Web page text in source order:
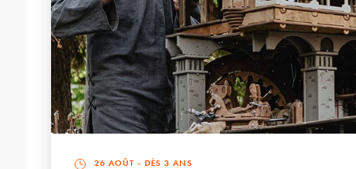
26 AOÛT - DÈS 3 ANS